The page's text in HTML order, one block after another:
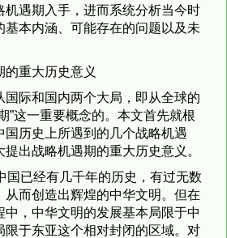
机遇期入手，进而系统分析当今时
基本内涵、可能存在的问题以及未
的重大历史意义
国际和国内两个大局，即从全球的
”这一重要概念的。本文首先就根
国历史上所遇到的几个战略机遇
出战略机遇期的重大历史意义。
国已经有几千年的历史，有过无数
从而创造出辉煌的中华文明。但在
中，中华文明的发展基本局限于中
限于东亚这个相对封闭的区域。对